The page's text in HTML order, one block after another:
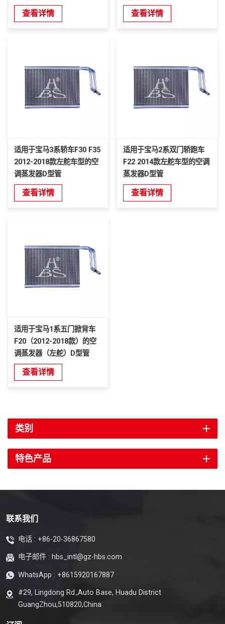
查看详情 查看详情
适用于宝马3系轿车F30 F35
2012-2018款左舵车型的空
调蒸发器D型管
查看详情
适用于宝马2系双门轿跑车
F22 2014款左舵车型的空调
蒸发器D型管
查看详情
适用于宝马1系五门掀背车
F20（2012-2018款）的空
调蒸发器（左舵）D型管
查看详情
类别
特色产品
联系我们
电话 : +86-20-36867580
电子邮件 : hbs_intl@gz-hbs.com
WhatsApp : +8615920167887
#29, Lingdong Rd.,Auto Base, Huadu District
GuangZhou,510820,China